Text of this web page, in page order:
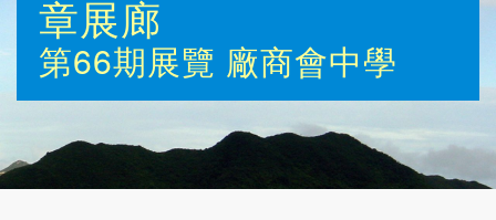
章展廊
第66期展覽 廠商會中學